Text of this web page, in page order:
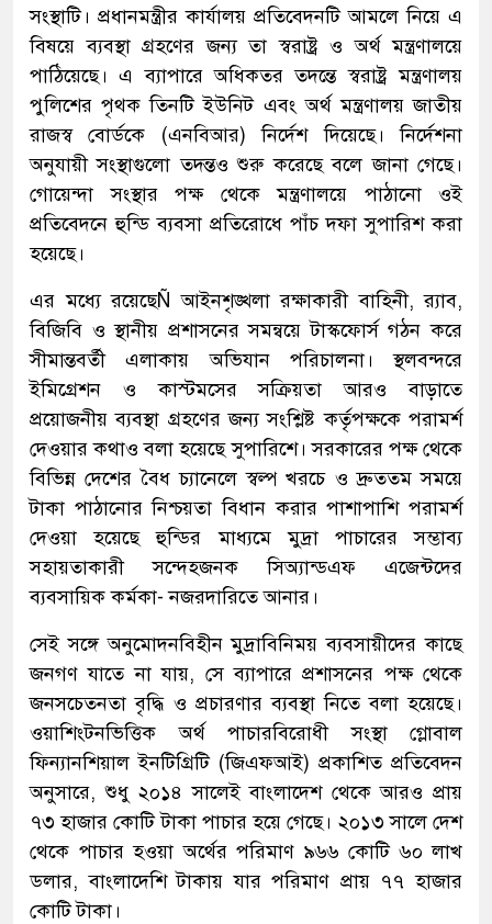
সংস্থাটি। প্রধানমন্ত্রীর কার্যালয় প্রতিবেদনটি আমলে নিয়ে এ
বিষয়ে ব্যবস্থা গ্রহণের জন্য তা স্বরাষ্ট্র ও অর্থ মন্ত্রণালয়ে
পাঠিয়েছে। এ ব্যাপারে অধিকতর তদন্তে স্বরাষ্ট্র মন্ত্রণালয়
পুলিশের পৃথক তিনটি ইউনিট এবং অর্থ মন্ত্রণালয় জাতীয়
রাজস্ব বোর্ডকে (এনবিআর) নির্দেশ দিয়েছে। নির্দেশনা
অনুযায়ী সংস্থাগুলো তদন্তও শুরু করেছে বলে জানা গেছে।
গোয়েন্দা সংস্থার পক্ষ থেকে মন্ত্রণালয়ে পাঠানো ওই
প্রতিবেদনে হুন্ডি ব্যবসা প্রতিরোধে পাঁচ দফা সুপারিশ করা
হয়েছে।
এর মধ্যে রয়েছেÑ আইনশৃঙ্খলা রক্ষাকারী বাহিনী, র‌্যাব,
বিজিবি ও স্থানীয় প্রশাসনের সমন্বয়ে টাস্কফোর্স গঠন করে
সীমান্তবর্তী এলাকায় অভিযান পরিচালনা। স্থলবন্দরে
ইমিগ্রেশন ও কাস্টমসের সক্রিয়তা আরও বাড়াতে
প্রয়োজনীয় ব্যবস্থা গ্রহণের জন্য সংশ্লিষ্ট কর্তৃপক্ষকে পরামর্শ
দেওয়ার কথাও বলা হয়েছে সুপারিশে। সরকারের পক্ষ থেকে
বিভিন্ন দেশের বৈধ চ্যানেলে স্বল্প খরচে ও দ্রুততম সময়ে
টাকা পাঠানোর নিশ্চয়তা বিধান করার পাশাপাশি পরামর্শ
দেওয়া হয়েছে হুন্ডির মাধ্যমে মুদ্রা পাচারের সম্ভাব্য
সহায়তাকারী সন্দেহজনক সিঅ্যান্ডএফ এজেন্টদের
ব্যবসায়িক কর্মকা- নজরদারিতে আনার।
সেই সঙ্গে অনুমোদনবিহীন মুদ্রাবিনিময় ব্যবসায়ীদের কাছে
জনগণ যাতে না যায়, সে ব্যাপারে প্রশাসনের পক্ষ থেকে
জনসচেতনতা বৃদ্ধি ও প্রচারণার ব্যবস্থা নিতে বলা হয়েছে।
ওয়াশিংটনভিত্তিক অর্থ পাচারবিরোধী সংস্থা গ্লোবাল
ফিন্যানশিয়াল ইনটিগ্রিটি (জিএফআই) প্রকাশিত প্রতিবেদন
অনুসারে, শুধু ২০১৪ সালেই বাংলাদেশ থেকে আরও প্রায়
৭৩ হাজার কোটি টাকা পাচার হয়ে গেছে। ২০১৩ সালে দেশ
থেকে পাচার হওয়া অর্থের পরিমাণ ৯৬৬ কোটি ৬০ লাখ
ডলার, বাংলাদেশি টাকায় যার পরিমাণ প্রায় ৭৭ হাজার
কোটি টাকা।